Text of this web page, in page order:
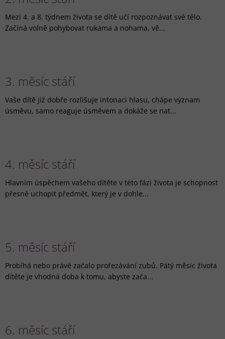
Mezi 4. a 8. týdnem života se dítě učí rozpoznávat své tělo.
Začíná volně pohybovat rukama a nohama, vě...
3. měsíc stáří
Vaše dítě již dobře rozlišuje intonaci hlasu, chápe význam
úsměvu, samo reaguje úsměvem a dokáže se nat...
4. měsíc stáří
Hlavním úspěchem vašeho dítěte v této fázi života je schopnost
přesně uchopit předmět, který je v dohle...
5. měsíc stáří
Probíhá nebo právě začalo prořezávání zubů. Pátý měsíc života
dítěte je vhodná doba k tomu, abyste zača...
6. měsíc stáří